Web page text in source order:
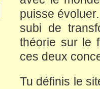
puisse
subi de
théorie sur le
ces deux
Tu définis le